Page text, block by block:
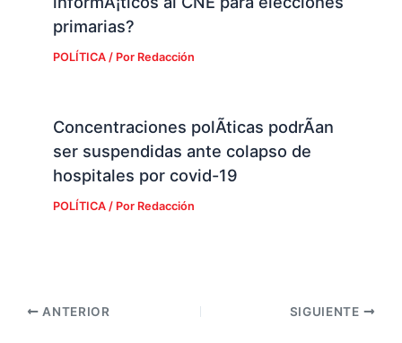
primarias?
POLÍTICA/ Por Redacción
Concentraciones polÃ­ticas podrÃ­an
ser suspendidas ante colapso de
hospitales por covid-19
POLÍTICA/ Por Redacción
ANTERIOR SIGUIENTE